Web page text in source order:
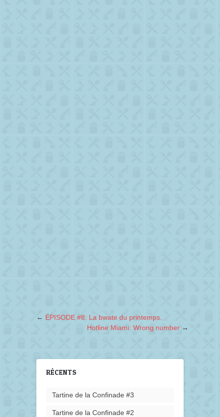
← ÉPISODE #8: La bwate du printemps.
Hotline Miami: Wrong number →
RÉCENTS
Tartine de la Confinade #3
Tartine de la Confinade #2